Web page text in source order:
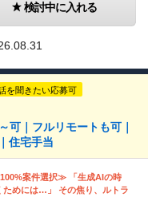
検討中に入れる
を聞きたい応募可
可｜フルリモートも可｜
住宅手当
案件選択≫ 「生成AIの時
ためには…」 その焦り、ルトラ